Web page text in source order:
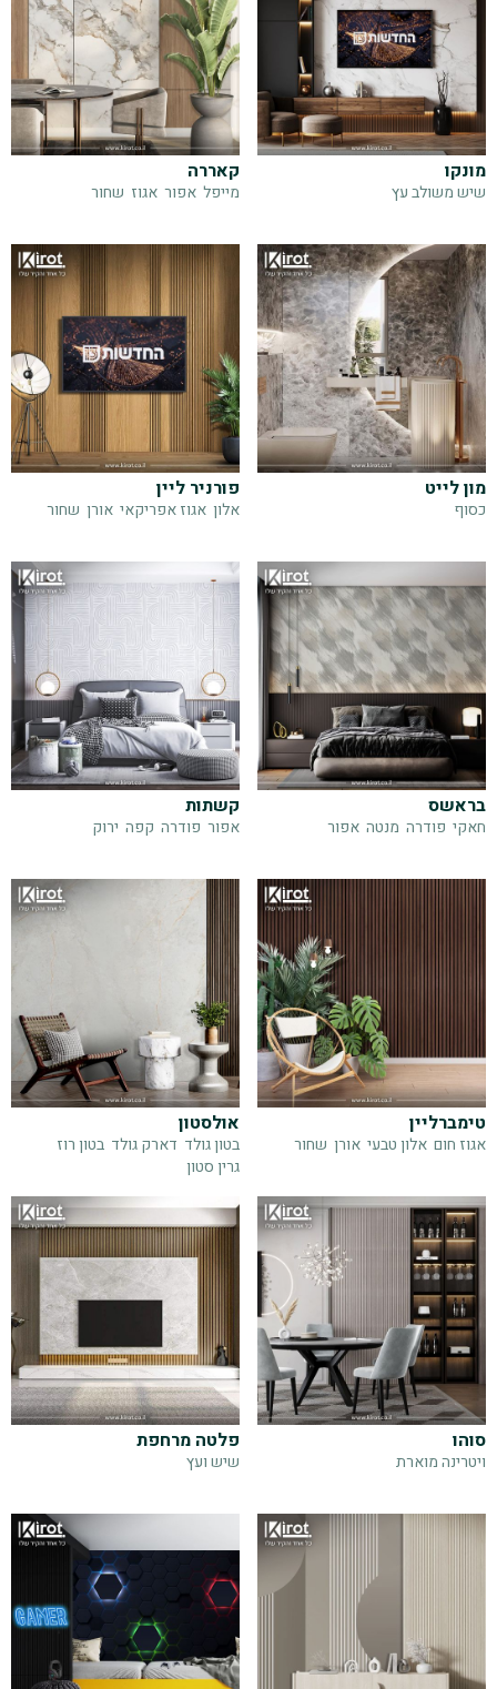
מונקו
שיש משולב עץ
קאררה
מייפל אפור אגוז שחור
מון לייט
כסוף
פורניר ליין
אלון אגוז אפריקאי אורן שחור
בראשס
חאקי פודרה מנטה אפור
קשתות
אפור פודרה קפה ירוק
טימברליין
אגוז חום אלון טבעי אורן שחור
אולסטון
בטון גולד דארק גולד בטון רוז
גרין סטון
סוהו
ויטרינה מוארת
פלטה מרחפת
שיש ועץ